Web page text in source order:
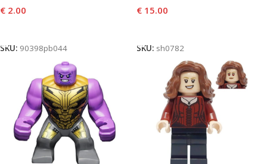
€ 2.00
SKU: 90398pb044
€ 15.00
SKU: sh0782